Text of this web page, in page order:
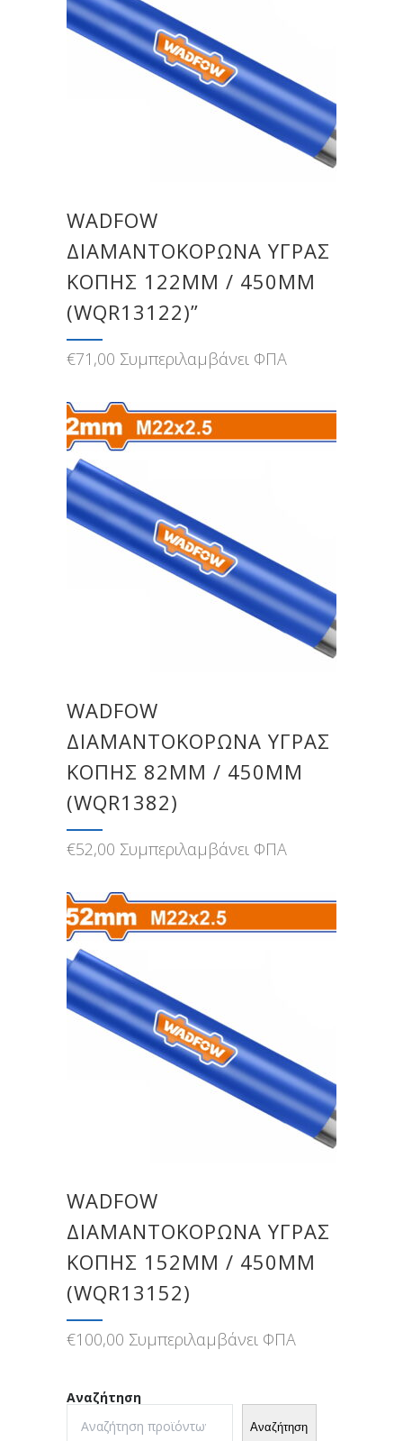
WADFOW
ΔΙΑΜΑΝΤΟΚΟΡΩΝΑ ΥΓΡΑΣ
ΚΟΠΗΣ 122MM / 450MM
(WQR13122)”
€71,00 Συμπεριλαμβάνει ΦΠΑ
WADFOW
ΔΙΑΜΑΝΤΟΚΟΡΩΝΑ ΥΓΡΑΣ
ΚΟΠΗΣ 82MM / 450MM
(WQR1382)
€52,00 Συμπεριλαμβάνει ΦΠΑ
WADFOW
ΔΙΑΜΑΝΤΟΚΟΡΩΝΑ ΥΓΡΑΣ
ΚΟΠΗΣ 152MM / 450MM
(WQR13152)
€100,00 Συμπεριλαμβάνει ΦΠΑ
Αναζήτηση
Αναζήτηση